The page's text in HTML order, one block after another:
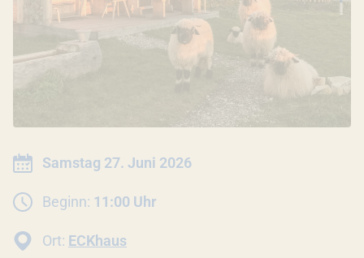
Datum:
Samstag 27. Juni 2026
Beginn: 11:00 Uhr
Ort: ECKhaus